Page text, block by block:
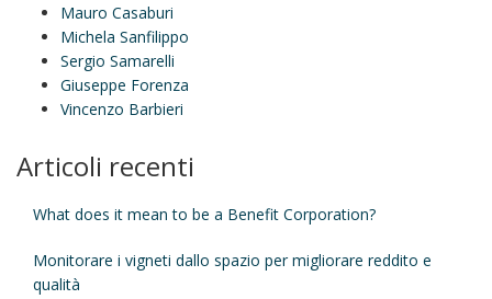
Mauro Casaburi
Michela Sanfilippo
Sergio Samarelli
Giuseppe Forenza
Vincenzo Barbieri
Articoli recenti
What does it mean to be a Benefit Corporation?
Monitorare i vigneti dallo spazio per migliorare reddito e
qualità